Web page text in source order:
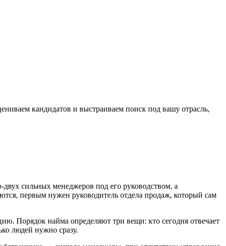
кандидатов и выстраиваем поиск под вашу отрасль,
сильных менеджеров под его руководством, а
первым нужен руководитель отдела продаж, который сам
Порядок найма определяют три вещи: кто сегодня отвечает
людей нужно сразу.